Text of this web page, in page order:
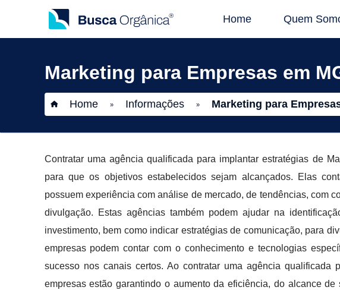
Home Quem
Marketing para Empresas em
Home » Informações » Marketing para
Contratar uma agência qualificada para implantar estratégias de
para que os objetivos estabelecidos sejam alcançados. Elas
possuem experiência com análise de mercado, de tendências, com
divulgação. Estas agências também podem ajudar na
investimento, bem como indicar estratégias de comunicação, para
empresas podem contar com o conhecimento e tecnologias
sucesso nos canais certos. Ao contratar uma agência qualificada
empresas estão garantindo o aumento da eficiência, do alcance